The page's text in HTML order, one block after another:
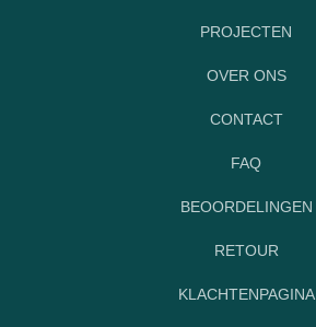
PROJECTEN
OVER ONS
CONTACT
FAQ
BEOORDELINGEN
RETOUR
KLACHTENPAGINA